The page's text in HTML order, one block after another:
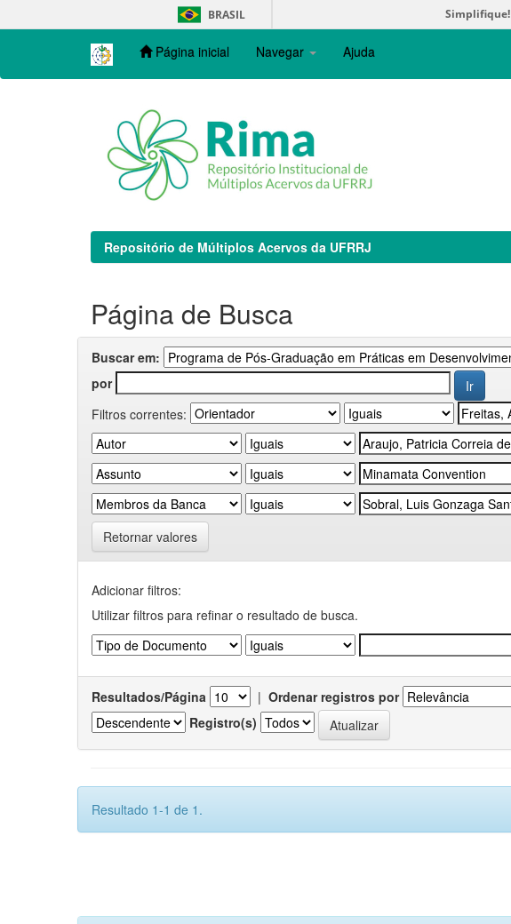
navigation
BRASIL Simplifique!
Página inicial Navegar Ajuda
Repositório de Múltiplos Acervos da UFRRJ
Página de Busca
Buscar em:
por
Filtros correntes:
Retornar valores
Adicionar filtros:
Utilizar filtros para refinar o resultado de busca.
Resultados/Página | Ordenar registros por
Registro(s)
Resultado 1-1 de 1.